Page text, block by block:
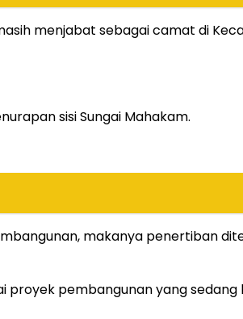
menjabat sebagai camat di
sisi Sungai Mahakam.
makanya penertiban
proyek pembangunan yang sedang